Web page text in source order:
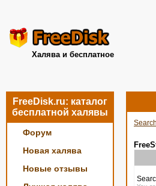
Халява и бесплатное
FreeDisk.ru: каталог
бесплатной халявы
Форум
Новая халява
Новые отзывы
Search